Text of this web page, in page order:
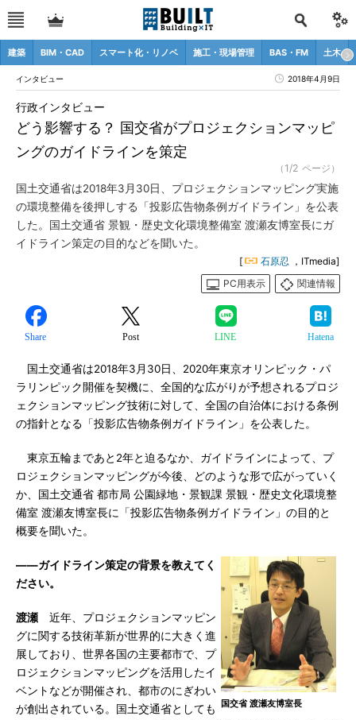
建築 BIM・CAD スマート化・リノベ 施工・現場管理 BAS・FM 土木
インタビュー 2018年4月9日
どう影響する？ 国交省がプロジェクションマッピ
ングのガイドラインを策定
行政インタビュー
（1/2 ページ）
国土交通省は2018年3月30日、プロジェクションマッピング実施
の環境整備を後押しする「投影広告物条例ガイドライン」を公表
した。国土交通省 景観・歴史文化環境整備室 渡瀬友博室長にガ
イドライン策定の目的などを聞いた。
[ 石原忍 ，ITmedia]
PC用表示
関連情報
Share Post LINE Hatena
国土交通省は2018年3月30日、2020年東京オリンピック・パ
ラリンピック開催を契機に、全国的な広がりが予想されるプロジ
ェクションマッピング技術に対して、全国の自治体における条例
の指針となる「投影広告物条例ガイドライン」を公表した。
東京五輪まであと2年と迫るなか、ガイドラインによって、プ
ロジェクションマッピングが今後、どのような形で広がっていく
か、国土交通省 都市局 公園緑地・景観課 景観・歴史文化環境整
備室 渡瀬友博室長に「投影広告物条例ガイドライン」の目的と
概要を聞いた。
国交省 渡瀬友博室長
――ガイドライン策定の背景を教えてく
ださい。
渡瀬 近年、プロジェクションマッピン
グに関する技術革新が世界的に大きく進
展しており、世界各国の主要都市で、プ
ロジェクションマッピングを活用したイ
ベントなどが開催され、都市のにぎわい
が創出されている。国土交通省としても